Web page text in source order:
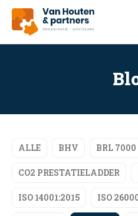
ALLE BHV BRL 7000
CO2 PRESTATIELADDER
ISO 14001:2015 ISO